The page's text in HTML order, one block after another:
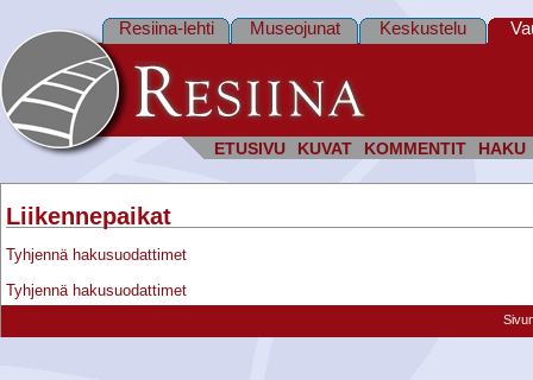
ETUSIVU KUVAT KOMMENTIT HAKU
Resiina-lehti Museojunat Keskustelu
Liikennepaikat
Tyhjennä hakusuodattimet
Tyhjennä hakusuodattimet